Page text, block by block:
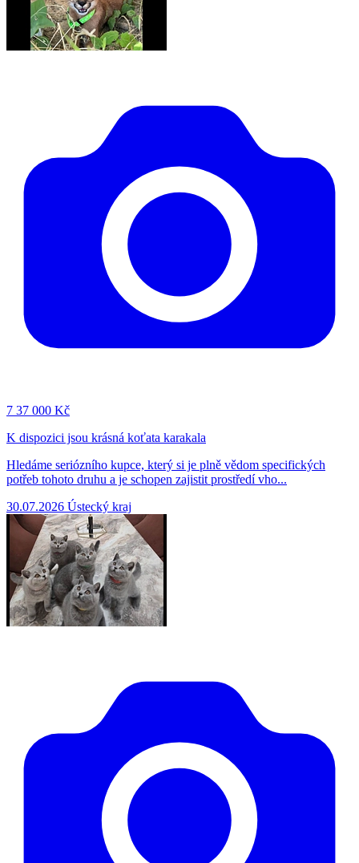
7 37 000 Kč
K dispozici jsou krásná koťata karakala
Hledáme seriózního kupce, který si je plně vědom specifických
potřeb tohoto druhu a je schopen zajistit prostředí vho...
30.07.2026 Ústecký kraj